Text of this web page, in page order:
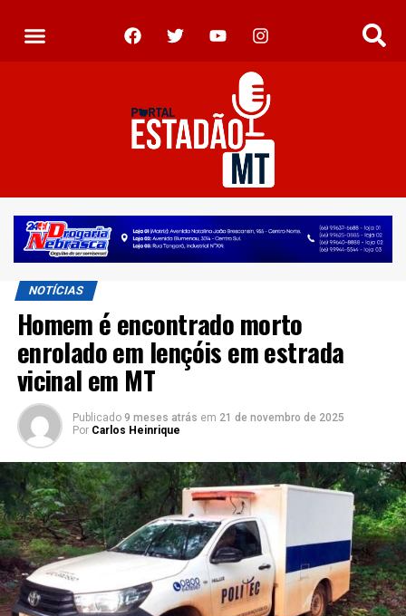
NOTÍCIAS
Homem é encontrado morto
enrolado em lençóis em estrada
vicinal em MT
Publicado 9 meses atrás em 21 de novembro de 2025
Por Carlos Heinrique